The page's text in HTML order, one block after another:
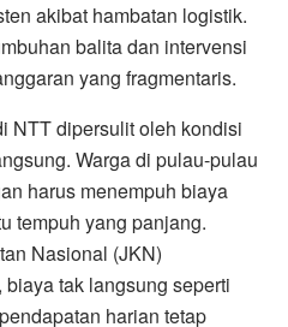
akibat hambatan logistik.
balita dan intervensi
yang fragmentaris.
NTT dipersulit oleh kondisi
Warga di pulau-pulau
harus menempuh biaya
tempuh yang panjang.
Nasional (JKN)
tak langsung seperti
harian tetap